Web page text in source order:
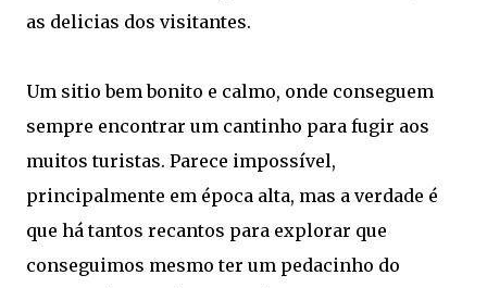
as delicias dos visitantes.
Um sitio bem bonito e calmo, onde conseguem
sempre encontrar um cantinho para fugir aos
muitos turistas. Parece impossível,
principalmente em época alta, mas a verdade é
que há tantos recantos para explorar que
conseguimos mesmo ter um pedacinho do